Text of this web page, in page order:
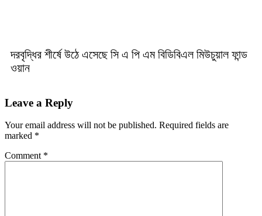
দরবৃদ্ধির শীর্ষে উঠে এসেছে সি এ পি এম বিডিবিএল মিউচুয়াল ফান্ড
ওয়ান
Leave a Reply
Your email address will not be published. Required fields are
marked *
Comment *